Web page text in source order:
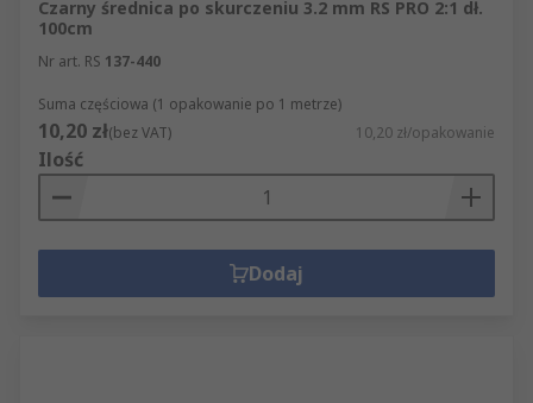
Czarny średnica po skurczeniu 3.2 mm RS PRO 2:1 dł.
100cm
Nr art. RS 137-440
Suma częściowa (1 opakowanie po 1 metrze)
10,20 zł(bez VAT) 10,20 zł/opakowanie
Ilość
Dodaj